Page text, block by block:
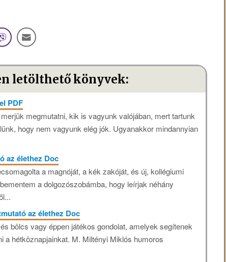
letölthető könyvek:
PDF
megmutatni, kik is vagyunk valójában, mert tartunk
hogy nem vagyunk elég jók. Ugyanakkor mindannyian
az élethez Doc
a magnóját, a kék zakóját, és új, kollégiumi
a dolgozószobámba, hogy leírjak néhány
az élethez Doc
bölcs vagy éppen játékos gondolat, amelyek segítenek
a hétköznapjainkat. M. Miltényi Miklós humoros